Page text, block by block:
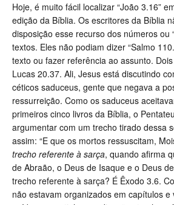
Hoje, é muito fácil localizar “João 3.16”
edição da Bíblia. Os escritores da Bíblia
disposição esse recurso dos números ou
textos. Eles não podiam dizer “Salmo
texto ou fazer referência ao assunto.
Lucas 20.37. Ali, Jesus está discutindo
céticos saduceus, gente que negava a
ressurreição. Como os saduceus
primeiros cinco livros da Bíblia, o
argumentar com um trecho tirado dessa
assim: “E que os mortos ressuscitam,
trecho referente à sarça, quando afirma
de Abraão, o Deus de Isaque e o Deus
trecho referente à sarça? É Êxodo 3.6.
não estavam organizados em capítulos